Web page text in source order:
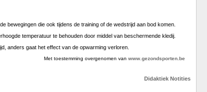
bewegingen die ook tijdens de training of de wedstrijd aan bod komen.
temperatuur te behouden door middel van beschermende kledij.
anders gaat het effect van de opwarming verloren.
Met toestemming overgenomen van www.gezondsporten.be
Didaktiek Notities